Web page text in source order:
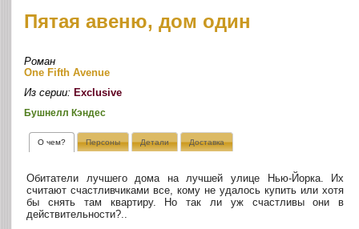
Пятая авеню, дом один
Роман
One Fifth Avenue
Из серии: Exclusive
Бушнелл Кэндес
О чем? Персоны Детали Доставка
Обитатели лучшего дома на лучшей улице Нью-Йорка. Их
считают счастливчиками все, кому не удалось купить или хотя
бы снять там квартиру. Но так ли уж счастливы они в
действительности?..